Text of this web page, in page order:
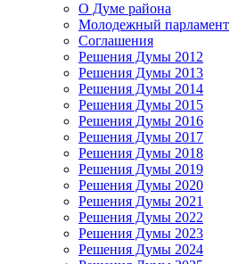
О Думе района
Молодежный парламент
Соглашения
Решения Думы 2012
Решения Думы 2013
Решения Думы 2014
Решения Думы 2015
Решения Думы 2016
Решения Думы 2017
Решения Думы 2018
Решения Думы 2019
Решения Думы 2020
Решения Думы 2021
Решения Думы 2022
Решения Думы 2023
Решения Думы 2024